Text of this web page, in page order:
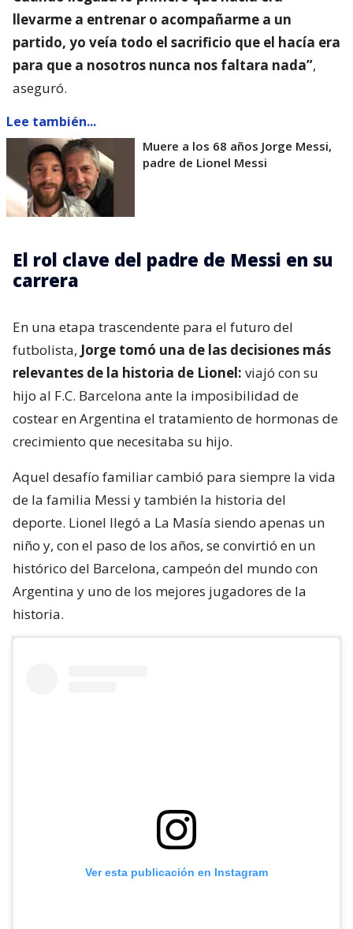
llevarme a entrenar o acompañarme a un
partido, yo veía todo el sacrificio que el hacía era
para que a nosotros nunca nos faltara nada”,
aseguró.
Lee también...
Muere a los 68 años Jorge Messi,
padre de Lionel Messi
El rol clave del padre de Messi en su
carrera
En una etapa trascendente para el futuro del
futbolista, Jorge tomó una de las decisiones más
relevantes de la historia de Lionel: viajó con su
hijo al F.C. Barcelona ante la imposibilidad de
costear en Argentina el tratamiento de hormonas de
crecimiento que necesitaba su hijo.
Aquel desafío familiar cambió para siempre la vida
de la familia Messi y también la historia del
deporte. Lionel llegó a La Masía siendo apenas un
niño y, con el paso de los años, se convirtió en un
histórico del Barcelona, campeón del mundo con
Argentina y uno de los mejores jugadores de la
historia.
Ver esta publicación en Instagram